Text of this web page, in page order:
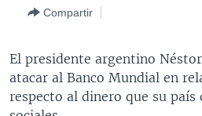
Salte
principal
Salte
HAITÍ
VOTO DIVIDIDO
VOA VERIFICA UCRANIA/RUSIA
VOA VERIFICA AMÉRICA LATINA
AMÉRICA LATINA
BOLIVIA
COLOMBIA
CENTROAMÉRICA
COSTA RICA
OTRAS SECCIONES
Compartir
El presidente argentino
atacar al Banco Mundial en
respecto al dinero que su país